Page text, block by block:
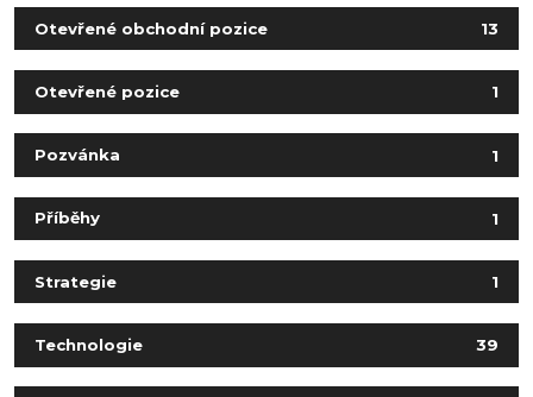
Otevřené obchodní pozice 13
Otevřené pozice 1
Pozvánka 1
Příběhy 1
Strategie 1
Technologie 39